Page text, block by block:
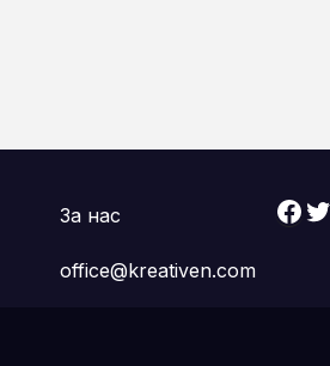
За нас
office@kreativen.com
Facebook Twitter